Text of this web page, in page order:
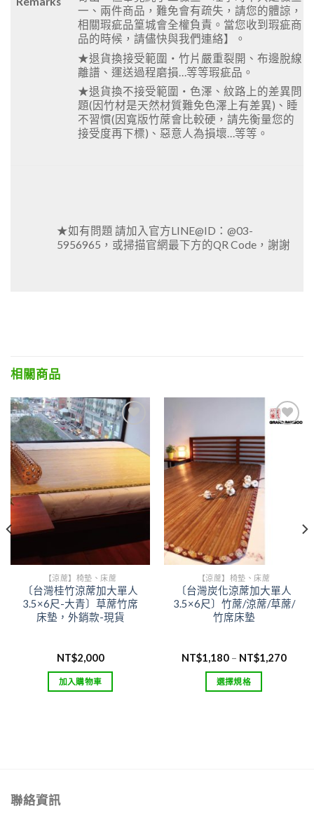
一、兩件商品，難免會有疏失，請您的體諒，
相關瑕疵品篁城會全權負責。當您收到瑕疵商
品的時候，請儘快與我們連絡】。
★退貨換接受範圍‧竹片嚴重裂開、布邊脫線
離譜、運送過程磨損…等等瑕疵品。
★退貨換不接受範圍‧色澤、紋路上的差異問
題(因竹材是天然材質難免色澤上有差異)、睡
不習慣(因寬版竹蓆會比較硬，請先衡量您的
接受度再下標)、惡意人為損壞…等等。
★如有問題 請加入官方LINE@ID：@03-
5956965，或掃描官網最下方的QR Code，謝謝
相關商品
wishlist
【涼蓆】椅墊、床蓆
〔台灣桂竹涼蓆加大單人
3.5×6尺-大青〕草蓆竹席
床墊，外銷款-現貨
NT$2,000
加入購物車
【涼蓆】椅墊、床蓆
〔台灣炭化涼蓆加大單人
3.5×6尺〕竹蓆/涼蓆/草蓆/
竹席床墊
NT$1,180 – NT$1,270價
選擇規格
聯絡資訊